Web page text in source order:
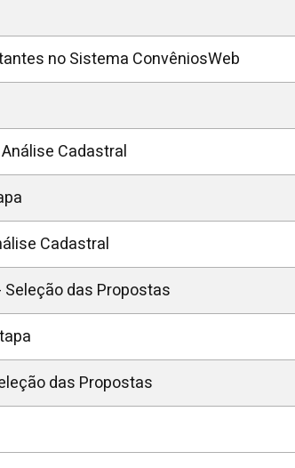
no Sistema ConvêniosWeb
Cadastral
Cadastral
das Propostas
das Propostas